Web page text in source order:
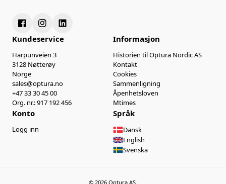
Kundeservice
Harpunveien 3
3128 Nøtterøy
Norge
sales@optura.no
+47 33 30 45 00
Org. nr.: 917 192 456
Informasjon
Historien til Optura Nordic AS
Kontakt
Cookies
Sammenligning
Åpenhetsloven
Mtimes
Konto
Logg inn
Språk
Dansk
English
Svenska
© 2026 Optura AS.